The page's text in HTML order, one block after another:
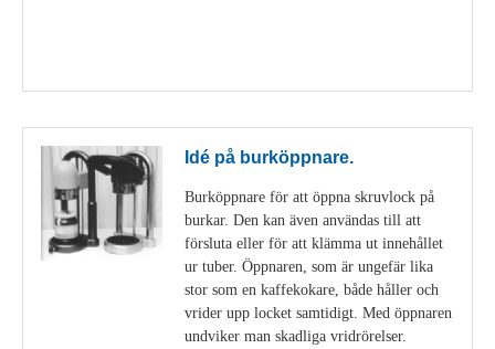
Idé på burköppnare.
Burköppnare för att öppna skruvlock på
burkar. Den kan även användas till att
försluta eller för att klämma ut innehållet
ur tuber. Öppnaren, som är ungefär lika
stor som en kaffekokare, både håller och
vrider upp locket samtidigt. Med öppnaren
undviker man skadliga vridrörelser.